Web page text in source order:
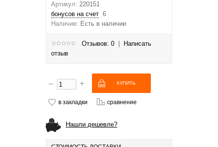
Артикул: 220151
бонусов на счет 6
Наличие: Есть в наличии
Отзывов: 0
Написать
отзыв
в закладки сравнение
Нашли дешевле?